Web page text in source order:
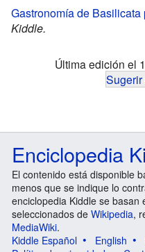
Gastronomía de Basilicata
Kiddle.
Última edición el
Enciclopedia
El contenido está disponible
menos que se indique lo
enciclopedia Kiddle se basan
seleccionados de Wikipedia,
MediaWiki.
Kiddle Español
English